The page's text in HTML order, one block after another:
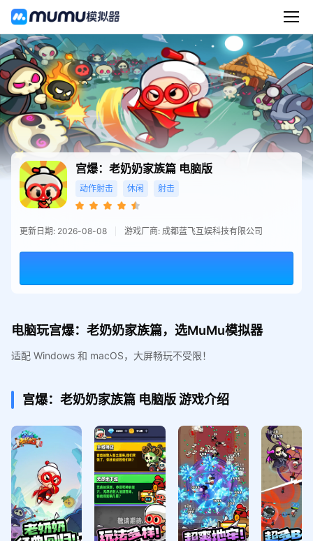
宫爆：老奶奶家族篇 电脑版
动作射击 休闲 射击
更新日期: 2026-08-08 游戏厂商: 成都蓝飞互娱科技有限公司
电脑玩宫爆：老奶奶家族篇，选MuMu模拟器
适配 Windows 和 macOS，大屏畅玩不受限！
宫爆：老奶奶家族篇 电脑版游戏介绍